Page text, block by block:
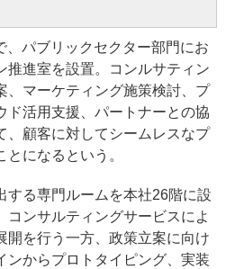
パブリックセクター部門にお
推進室を設置。コンルサティン
、マーケティング施策検討、プ
ド活用支援、パートナーとの協
、顧客に対してシームレスなプ
になるという。
る専門ルームを本社26階に設
コンサルティングサービスによ
開を行う一方、政策立案に向け
ンからプロトタイピング、実装